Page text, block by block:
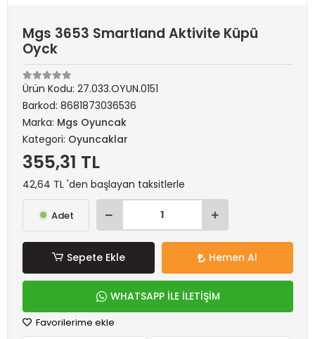
Mgs 3653 Smartland Aktivite Küpü
Oyck
Ürün Kodu: 27.033.OYUN.0151
Barkod: 8681873036536
Marka: Mgs Oyuncak
Kategori: Oyuncaklar
355,31 TL
42,64 TL 'den başlayan taksitlerle
Adet
Sepete Ekle Hemen Al
WHATSAPP İLE İLETİŞİM
Favorilerime ekle